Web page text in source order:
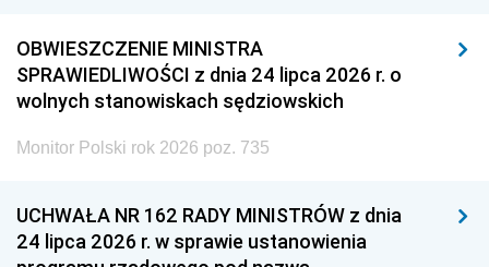
OBWIESZCZENIE MINISTRA
SPRAWIEDLIWOŚCI z dnia 24 lipca 2026 r. o
wolnych stanowiskach sędziowskich
Monitor Polski rok 2026 poz. 735
UCHWAŁA NR 162 RADY MINISTRÓW z dnia
24 lipca 2026 r. w sprawie ustanowienia